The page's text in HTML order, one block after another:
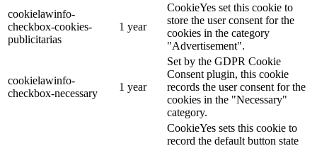
cookielawinfo-
checkbox-cookies-
publicitarias
1 year
CookieYes set this cookie to
store the user consent for the
cookies in the category
"Advertisement".
cookielawinfo-
checkbox-necessary
1 year
Set by the GDPR Cookie
Consent plugin, this cookie
records the user consent for the
cookies in the "Necessary"
category.
CookieYes sets this cookie to
record the default button state